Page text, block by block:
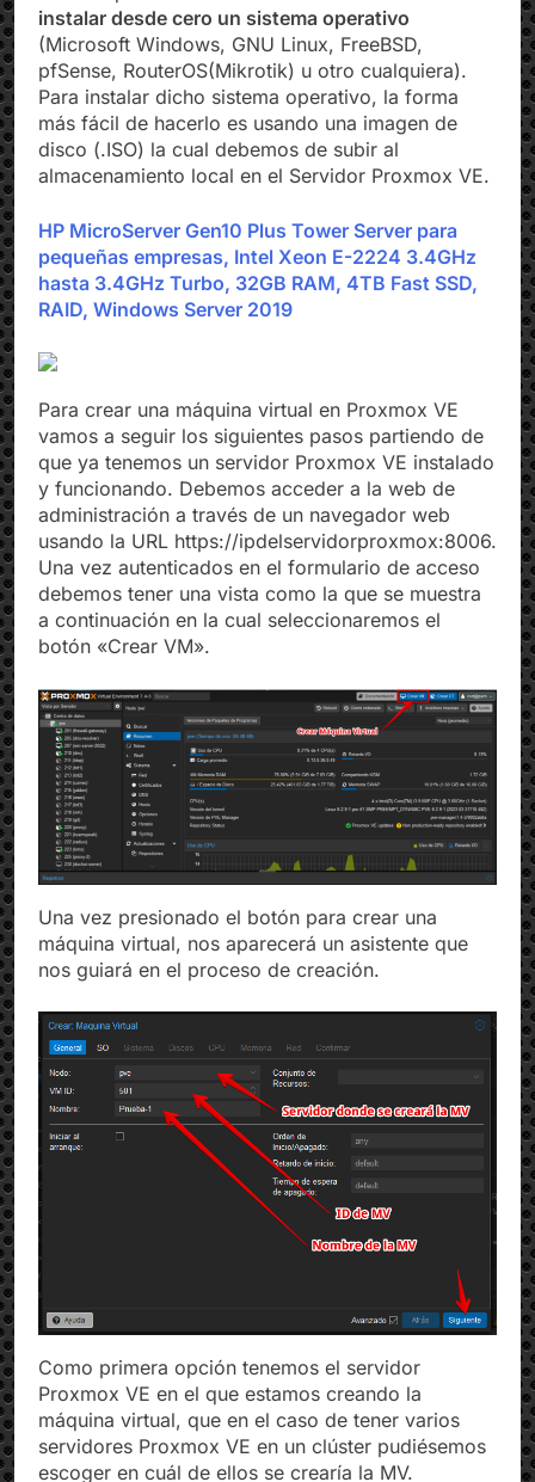
Una Máquina virtual debe usarse cuando vamos a
instalar desde cero un sistema operativo
(Microsoft Windows, GNU Linux, FreeBSD,
pfSense, RouterOS(Mikrotik) u otro cualquiera).
Para instalar dicho sistema operativo, la forma
más fácil de hacerlo es usando una imagen de
disco (.ISO) la cual debemos de subir al
HP MicroServer Gen10 Plus Tower Server para
pequeñas empresas, Intel Xeon E-2224 3.4GHz
hasta 3.4GHz Turbo, 32GB RAM, 4TB Fast SSD,
Para crear una máquina virtual en Proxmox VE
vamos a seguir los siguientes pasos partiendo de
que ya tenemos un servidor Proxmox VE instalado
y funcionando. Debemos acceder a la web de
administración a través de un navegador web
usando la URL https://ipdelservidorproxmox:8006.
Una vez autenticados en el formulario de acceso
debemos tener una vista como la que se muestra
a continuación en la cual seleccionaremos el
Una vez presionado el botón para crear una
máquina virtual, nos aparecerá un asistente que
Como primera opción tenemos el servidor
Proxmox VE en el que estamos creando la
máquina virtual, que en el caso de tener varios
servidores Proxmox VE en un clúster pudiésemos